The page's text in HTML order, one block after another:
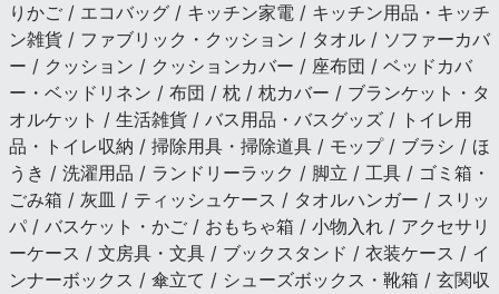
りかご / エコバッグ / キッチン家電 / キッチン用品・キッチ
ン雑貨 / ファブリック・クッション / タオル / ソファーカバ
ー / クッション / クッションカバー / 座布団 / ベッドカバ
ー・ベッドリネン / 布団 / 枕 / 枕カバー / ブランケット・タ
オルケット / 生活雑貨 / バス用品・バスグッズ / トイレ用
品・トイレ収納 / 掃除用具・掃除道具 / モップ / ブラシ / ほ
うき / 洗濯用品 / ランドリーラック / 脚立 / 工具 / ゴミ箱・
ごみ箱 / 灰皿 / ティッシュケース / タオルハンガー / スリッ
パ / バスケット・かご / おもちゃ箱 / 小物入れ / アクセサリ
ーケース / 文房具・文具 / ブックスタンド / 衣装ケース / イ
ンナーボックス / 傘立て / シューズボックス・靴箱 / 玄関収